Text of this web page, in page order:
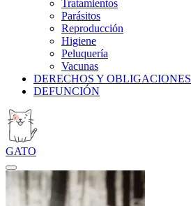
Tratamientos
Parásitos
Reproducción
Higiene
Peluquería
Vacunas
DERECHOS Y OBLIGACIONES
DEFUNCIÓN
GATO